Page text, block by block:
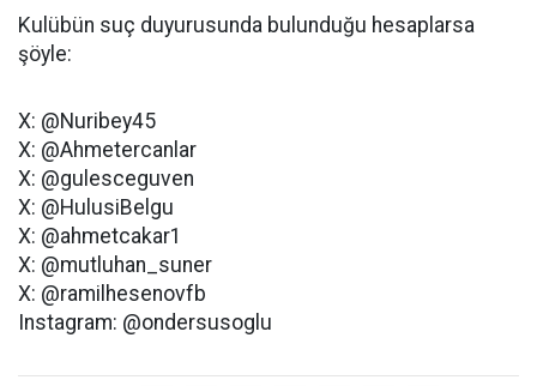
Kulübün suç duyurusunda bulunduğu hesaplarsa
şöyle:
X: @Nuribey45
X: @Ahmetercanlar
X: @gulesceguven
X: @HulusiBelgu
X: @ahmetcakar1
X: @mutluhan_suner
X: @ramilhesenovfb
Instagram: @ondersusoglu